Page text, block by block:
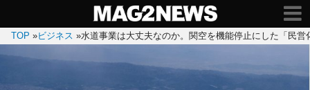
TOP »ビジネス »水道事業は大丈夫なのか。関空を機能停止にした「民営